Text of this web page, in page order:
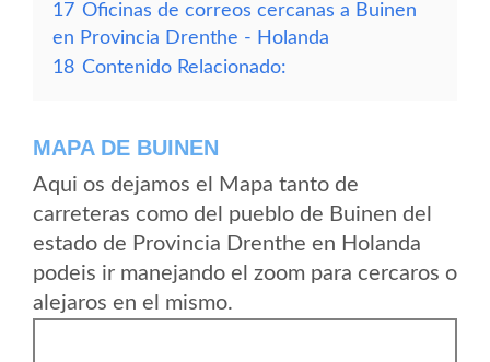
17 Oficinas de correos cercanas a Buinen
en Provincia Drenthe - Holanda
18 Contenido Relacionado:
MAPA DE BUINEN
Aqui os dejamos el Mapa tanto de
carreteras como del pueblo de Buinen del
estado de Provincia Drenthe en Holanda
podeis ir manejando el zoom para cercaros o
alejaros en el mismo.